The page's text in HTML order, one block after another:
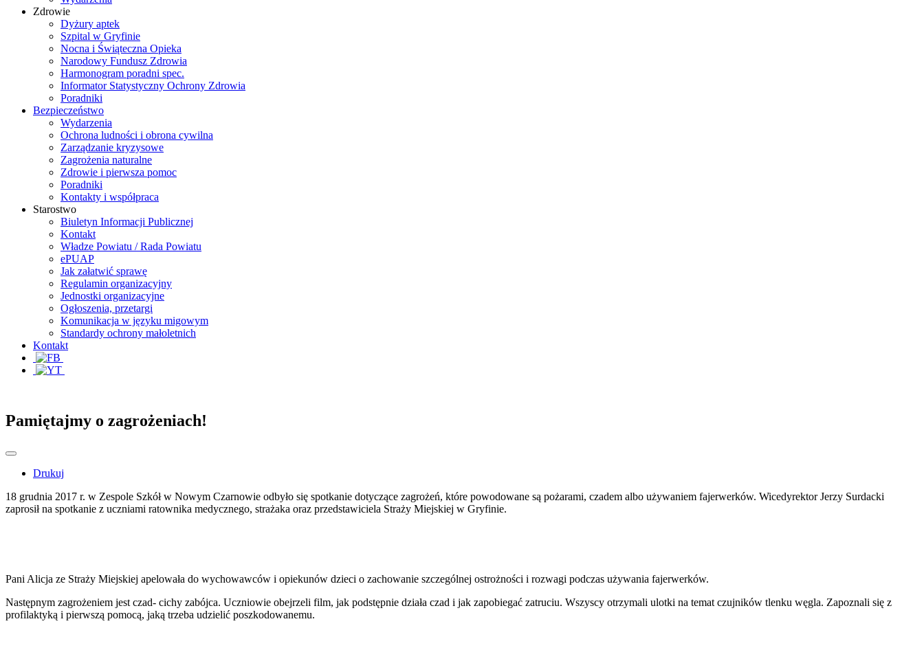
Zdrowie
Dyżury aptek
Szpital w Gryfinie
Nocna i Świąteczna Opieka
Narodowy Fundusz Zdrowia
Harmonogram poradni spec.
Informator Statystyczny Ochrony Zdrowia
Poradniki
Bezpieczeństwo
Wydarzenia
Ochrona ludności i obrona cywilna
Zarządzanie kryzysowe
Zagrożenia naturalne
Zdrowie i pierwsza pomoc
Poradniki
Kontakty i współpraca
Starostwo
Biuletyn Informacji Publicznej
Kontakt
Władze Powiatu / Rada Powiatu
ePUAP
Jak załatwić sprawę
Regulamin organizacyjny
Jednostki organizacyjne
Ogłoszenia, przetargi
Komunikacja w języku migowym
Standardy ochrony małoletnich
Kontakt
Pamiętajmy o zagrożeniach!
Drukuj
18 grudnia 2017 r. w Zespole Szkół w Nowym Czarnowie odbyło się spotkanie dotyczące zagrożeń, które powodowane są pożarami, czadem albo używaniem fajerwerków. Wicedyrektor Jerzy Surdacki
zaprosił na spotkanie z uczniami ratownika medycznego, strażaka oraz przedstawiciela Straży Miejskiej w Gryfinie.
Pani Alicja ze Straży Miejskiej apelowała do wychowawców i opiekunów dzieci o zachowanie szczególnej ostrożności i rozwagi podczas używania fajerwerków.
Następnym zagrożeniem jest czad- cichy zabójca. Uczniowie obejrzeli film, jak podstępnie działa czad i jak zapobiegać zatruciu. Wszyscy otrzymali ulotki na temat czujników tlenku węgla. Zapoznali się z
profilaktyką i pierwszą pomocą, jaką trzeba udzielić poszkodowanemu.